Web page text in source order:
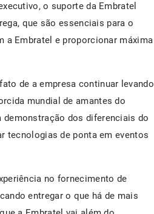
o suporte da Embratel
que são essenciais para o
a Embratel e proporcionar máxima
de a empresa continuar levando
mundial de amantes do
demonstração dos diferenciais do
tecnologias de ponta em eventos
no fornecimento de
entregar o que há de mais